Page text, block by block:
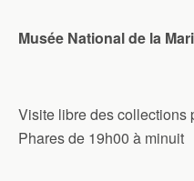
Musée National de la
Visite libre des collections
Phares de 19h00 à minuit